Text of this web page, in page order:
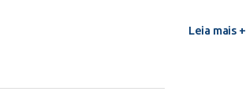
Leia mais +